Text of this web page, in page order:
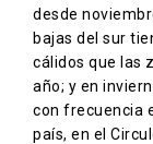
desde
bajas del sur
cálidos que las
año; y en
con frecuencia
país, en el